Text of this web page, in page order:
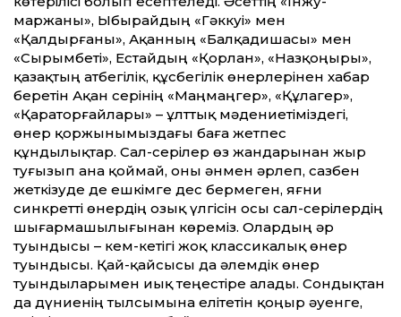
маржаны», Ыбырайдың «Гәккуі» мен
«Қалдырғаны», Ақанның «Балқадишасы» мен
«Сырымбеті», Естайдың «Қорлан», «Назқоңыры»,
қазақтың атбегілік, құсбегілік өнерлерінен хабар
беретін Ақан серінің «Маңмаңгер», «Құлагер»,
«Қараторғайлары» – ұлттық мәдениетіміздегі,
өнер қоржынымыздағы баға жетпес
құндылықтар. Сал-серілер өз жандарынан жыр
туғызып ана қоймай, оны әнмен әрлеп, сазбен
жеткізуде де ешкімге дес бермеген, яғни
синкретті өнердің озық үлгісін осы сал-серілердің
шығармашылығынан көреміз. Олардың әр
туындысы – кем-кетігі жоқ классикалық өнер
туындысы. Қай-қайсысы да әлемдік өнер
туындыларымен иық теңестіре алады. Сондықтан
да дүние­нің тылсымына елітетін қоңыр әуенге,